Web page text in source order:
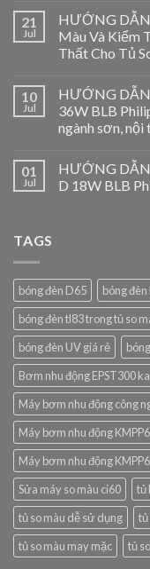
21
Jul
HƯỚNG DẪN
Màu Và Kiểm
Thất Cho Tủ
10
Jul
HƯỚNG DẪN
36W BLB
ngành sơn,
01
Jul
HƯỚNG DẪN
D 18W BLB
TAGS
bóng đèn D65 bóng
bóng đèn tl83 trong tủ so
bóng đèn UV giá rẻ
Bơm nhu động EPST300
Máy bơm nhu động công
Máy bơm nhu động
Máy bơm nhu động
Sửa máy so màu ci60
tủ
tủ so màu dễ sử dụng
tủ
tủ so màu may mặc
tủ